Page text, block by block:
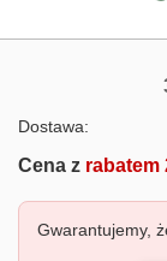
Dostawa:
Cena z rabatem
Gwarantujemy,